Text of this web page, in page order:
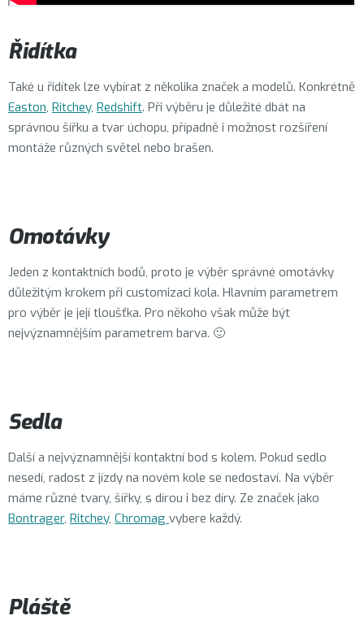
Řidítka
Také u řidítek lze vybírat z několika značek a modelů. Konkrétně
Easton, Ritchey, Redshift. Při výběru je důležité dbát na
správnou šířku a tvar úchopu, případně i možnost rozšíření
montáže různých světel nebo brašen.
Omotávky
Jeden z kontaktních bodů, proto je výběr správné omotávky
důležitým krokem při customizaci kola. Hlavním parametrem
pro výběr je její tloušťka. Pro někoho však může být
nejvýznamnějším parametrem barva. 🙂
Sedla
Další a nejvýznamnější kontaktní bod s kolem. Pokud sedlo
nesedí, radost z jízdy na novém kole se nedostaví. Na výběr
máme různé tvary, šířky, s dírou i bez díry. Ze značek jako
Bontrager, Ritchey, Chromag vybere každý.
Pláště